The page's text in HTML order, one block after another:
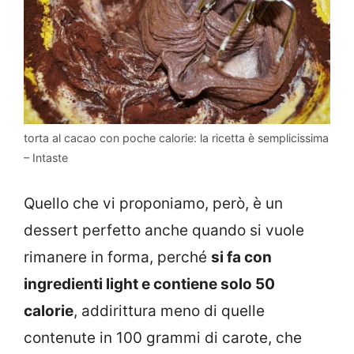
torta al cacao con poche calorie: la ricetta è semplicissima
– Intaste
Quello che vi proponiamo, però, è un
dessert perfetto anche quando si vuole
rimanere in forma, perché si fa con
ingredienti light e contiene solo 50
calorie, addirittura meno di quelle
contenute in 100 grammi di carote, che